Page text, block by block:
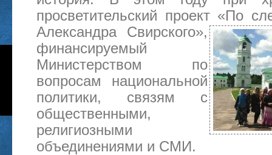
просветительский проект «По
Александра Свирского»,
финансируемый
Министерством по
вопросам национальной
политики, связям с
общественными,
религиозными
объединениями и СМИ.